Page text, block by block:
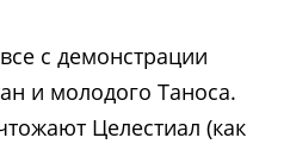
с демонстрации
и молодого Таноса.
Целестиал (как